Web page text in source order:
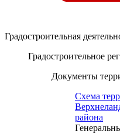
Градостроительная
Градостроительное
Документы
Схема
района